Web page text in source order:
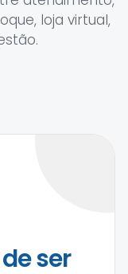
loja virtual,
ser